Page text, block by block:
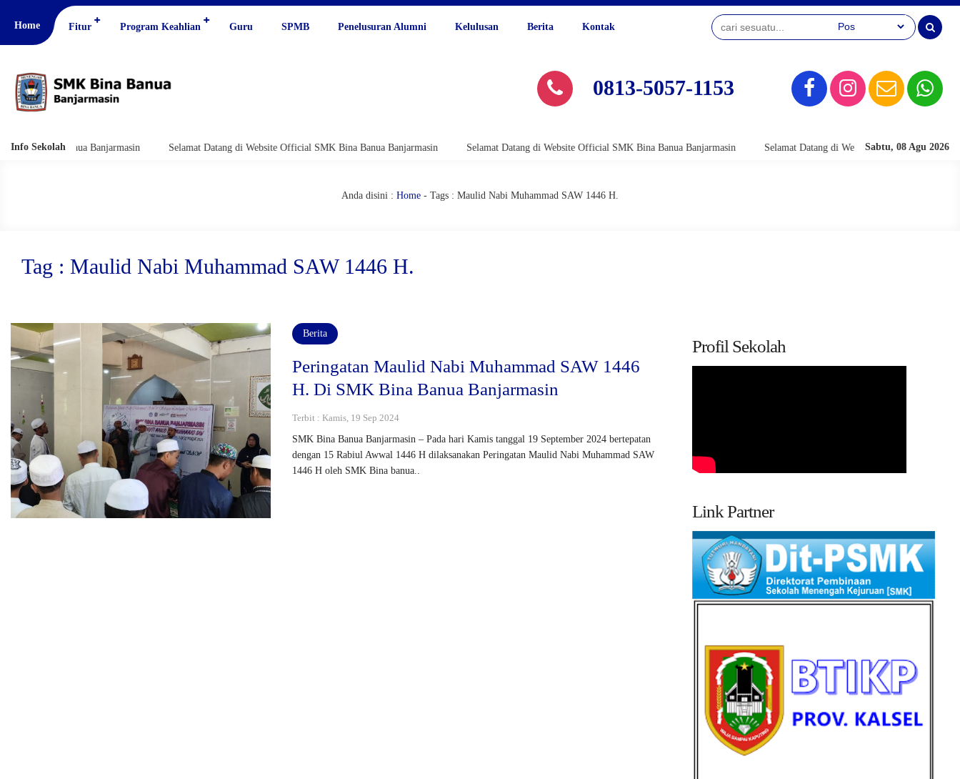
Home Fitur Program Keahlian Guru SPMB Penelusuran Alumni Kelulusan Berita Kontak
0813-5057-1153
Info Sekolah Sabtu, 08 Agu 2026
Bina Banua Banjarmasin Selamat Datang di Website Official SMK Bina Banua Banjarmasin Selamat Datang di Website Official SMK Bina Banua Banjarmasin Selamat Datang di Website Official SMK Bina Banua
Anda disini : Home - Tags : Maulid Nabi Muhammad SAW 1446 H.
Tag : Maulid Nabi Muhammad SAW 1446 H.
Berita
Peringatan Maulid Nabi Muhammad SAW 1446
H. Di SMK Bina Banua Banjarmasin
Terbit : Kamis, 19 Sep 2024
SMK Bina Banua Banjarmasin – Pada hari Kamis tanggal 19 September 2024 bertepatan
dengan 15 Rabiul Awwal 1446 H dilaksanakan Peringatan Maulid Nabi Muhammad SAW
1446 H oleh SMK Bina banua..
Profil Sekolah
Link Partner